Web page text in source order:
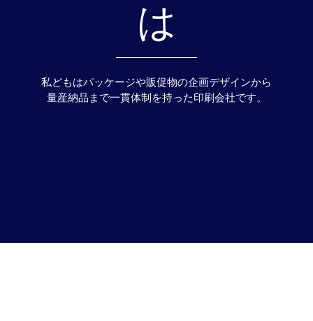
は
私どもはパッケージや販促物の企画デザインから
量産納品まで一貫体制を持った印刷会社です。